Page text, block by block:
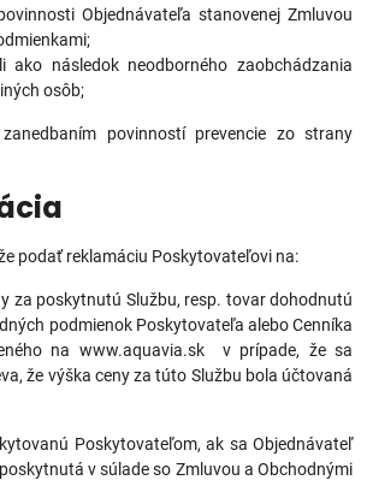
Objednávateľa stanovenej Zmluvou
ako následok neodborného zaobchádzania
osôb;
povinností prevencie zo strany
podať reklamáciu Poskytovateľovi na:
za poskytnutú Službu, resp. tovar dohodnutú
podmienok Poskytovateľa alebo Cenníka
na www.aquavia.sk v prípade, že sa
že výška ceny za túto Službu bola účtovaná
Poskytovateľom, ak sa Objednávateľ
v súlade so Zmluvou a Obchodnými